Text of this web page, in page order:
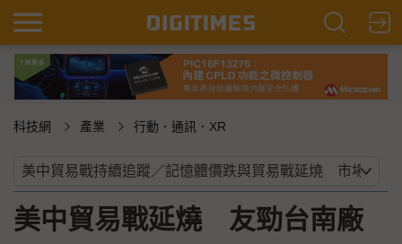
科技網 產業 行動．通訊．XR
美中貿易戰延燒 友勁台南廠